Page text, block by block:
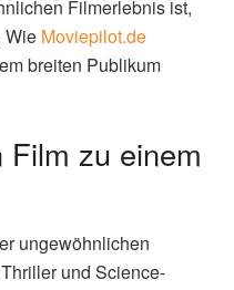
Filmerlebnis ist,
Wie Moviepilot.de
breiten Publikum
zu einem
ungewöhnlichen
und Science-